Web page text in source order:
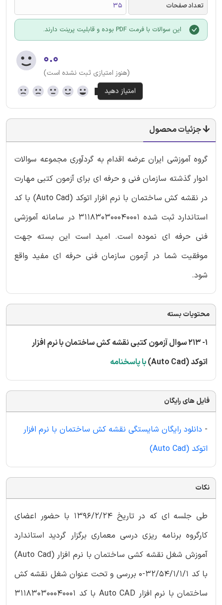
تعداد صفحات
35
این سوالات با فرمت PDF بوده و قابلیت پرینت دارند.
۰.۰
(هنوز امتیازی ثبت نشده است)
جزئیات محصول
گروه آموزشی ایران عرضه اقدام به گردآوری مجموعه سوالات
ادوار گذشته سازمان فنی و حرفه ای برای آزمون کتبی مهارت
در نقشه کش ساختمان با نرم افزار اتوکد (Auto Cad) با کد
استاندارد ثبت شده 311830300040001
در سامانه آموزشی
فنی حرفه ای نموده است. امید است این بسته جهت
موفقیت شما در آزمون سازمان فنی حرفه ای مفید واقع
شود.
محتویات بسته
1- 213 سوال آزمون کتبی نقشه کش ساختمان با نرم افزار
اتوکد (Auto Cad)
با پاسخنامه
فایل های رایگان
- دانلود رایگان شایستگی نقشه کش ساختمان با نرم افزار
اتوکد (Auto Cad)
نکات
طی جلسه ای که در تاریخ 1396/2/24 با حضور اعضای
کارگروه برنامه ریزی درسی معماری برگزار گردید استاندارد
آموزش شغل نقشه کشی ساختمان با نرم افزار (Auto Cad)
با کد 32/54/1/1/1-0 بررسی و تحت عنوان شغل نقشه کش
ساختمان با نرم افزار Auto CAD با کد 311830300040001